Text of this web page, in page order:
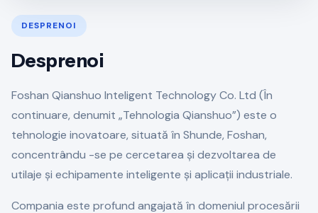
DESPRENOI
Desprenoi
Foshan Qianshuo Inteligent Technology Co. Ltd (În
continuare, denumit „Tehnologia Qianshuo”) este o
tehnologie inovatoare, situată în Shunde, Foshan,
concentrându -se pe cercetarea și dezvoltarea de
utilaje și echipamente inteligente și aplicații industriale.
Compania este profund angajată în domeniul procesării